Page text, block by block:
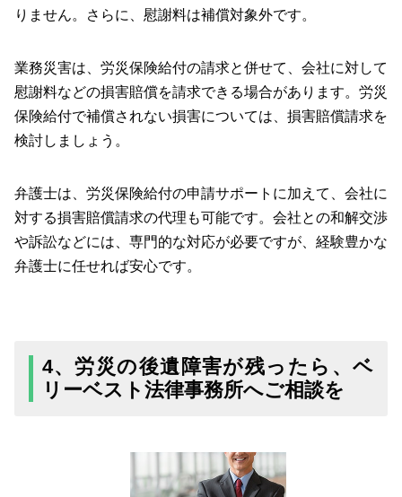
りません。さらに、慰謝料は補償対象外です。
業務災害は、労災保険給付の請求と併せて、会社に対して
慰謝料などの損害賠償を請求できる場合があります。労災
保険給付で補償されない損害については、損害賠償請求を
検討しましょう。
弁護士は、労災保険給付の申請サポートに加えて、会社に
対する損害賠償請求の代理も可能です。会社との和解交渉
や訴訟などには、専門的な対応が必要ですが、経験豊かな
弁護士に任せれば安心です。
4、労災の後遺障害が残ったら、ベ
リーベスト法律事務所へご相談を